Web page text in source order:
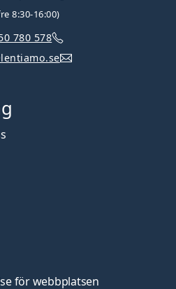
8:30-16:00)
780 578
för webbplatsen